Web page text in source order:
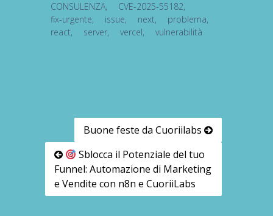
CONSULENZA, CVE-2025-55182,
fix-urgente, issue, next, problema,
react, server, vercel, vulnerabilità
Buone feste da Cuoriilabs
Sblocca il Potenziale del tuo
Funnel: Automazione di Marketing
e Vendite con n8n e CuoriiLabs